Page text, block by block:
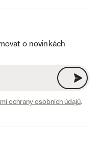
o novinkách
ochrany osobních údajů.